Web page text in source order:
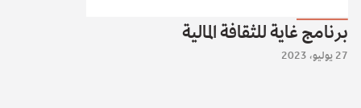
برنامج غاية للثقافة المالية
27 يوليو، 2023